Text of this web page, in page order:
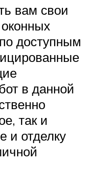
вам свои
доступным
в данной
так и
и отделку